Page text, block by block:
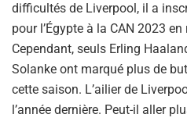
difficultés de Liverpool, il a
pour l’Égypte à la CAN 2023
Cependant, seuls Erling
Solanke ont marqué plus de
cette saison. L’ailier de
l’année dernière. Peut-il aller